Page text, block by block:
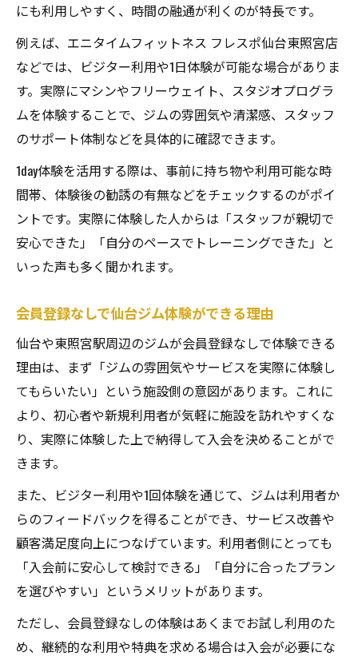
にも利用しやすく、時間の融通が利くのが特長です。
例えば、エニタイムフィットネス フレスポ仙台東照宮店
などでは、ビジター利用や1日体験が可能な場合がありま
す。実際にマシンやフリーウェイト、スタジオプログラ
ムを体験することで、ジムの雰囲気や清潔感、スタッフ
のサポート体制などを具体的に確認できます。
1day体験を活用する際は、事前に持ち物や利用可能な時
間帯、体験後の勧誘の有無などをチェックするのがポイ
ントです。実際に体験した人からは「スタッフが親切で
安心できた」「自分のペースでトレーニングできた」と
いった声も多く聞かれます。
会員登録なしで仙台ジム体験ができる理由
仙台や東照宮駅周辺のジムが会員登録なしで体験できる
理由は、まず「ジムの雰囲気やサービスを実際に体験し
てもらいたい」という施設側の意図があります。これに
より、初心者や新規利用者が気軽に施設を訪れやすくな
り、実際に体験した上で納得して入会を決めることがで
きます。
また、ビジター利用や1回体験を通じて、ジムは利用者か
らのフィードバックを得ることができ、サービス改善や
顧客満足度向上につなげています。利用者側にとっても
「入会前に安心して検討できる」「自分に合ったプラン
を選びやすい」というメリットがあります。
ただし、会員登録なしの体験はあくまでお試し利用のた
め、継続的な利用や特典を求める場合は入会が必要にな